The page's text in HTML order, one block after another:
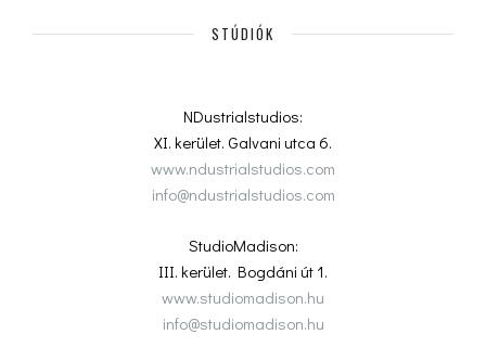
STÚDIÓK
NDustrialstudios:
XI. kerület. Galvani utca 6.
www.ndustrialstudios.com
info@ndustrialstudios.com
StudioMadison:
III. kerület. Bogdáni út 1.
www.studiomadison.hu
info@studiomadison.hu